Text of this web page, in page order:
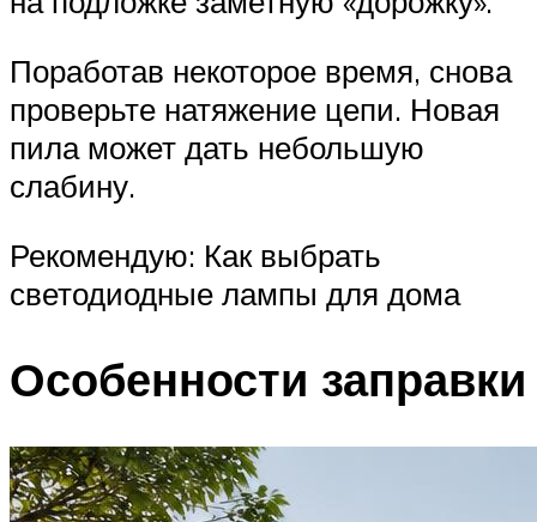
Поработав некоторое время, снова
проверьте натяжение цепи. Новая
пила может дать небольшую
слабину.
Рекомендую: Как выбрать
светодиодные лампы для дома
Особенности заправки